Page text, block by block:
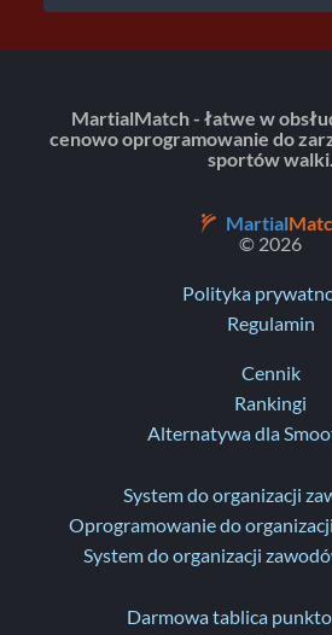
MartialMatch - łatwe w
cenowo oprogramowanie do
sportów walki.
Martial
© 2026
Polityka
Regulamin
Cennik
Rankingi
Alternatywa dla
System do organizacji
Oprogramowanie do
System do organizacji
Darmowa tablica